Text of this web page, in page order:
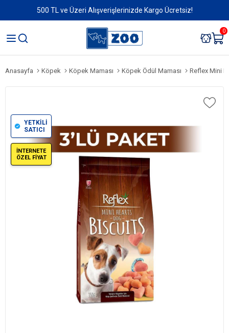
500 TL ve Üzeri Alışverişlerinizde Kargo Ücretsiz!
0
Anasayfa Köpek Köpek Maması Köpek Ödül Maması Reflex Mini
YETKİLİ
SATICI
İNTERNETE
ÖZEL FİYAT